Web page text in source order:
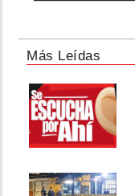
Más Leídas